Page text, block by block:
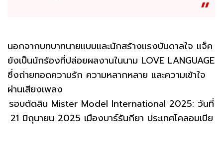
นอกจากบทบาทนายแบบและนักสร้างแรงบันดาลใจ แจ็ค
ยังเป็นนักร้องที่ปล่อยผลงานในนาม LOVE LANGUAGE
ซึ่งถ่ายทอดความรัก ความหลากหลาย และความเข้าใจ
ผ่านเสียงเพลง
รอบตัดสิน Mister Model International 2025: วันที่
21 มิถุนายน 2025 เมืองบาร์รันกียา ประเทศโคลอมเบีย